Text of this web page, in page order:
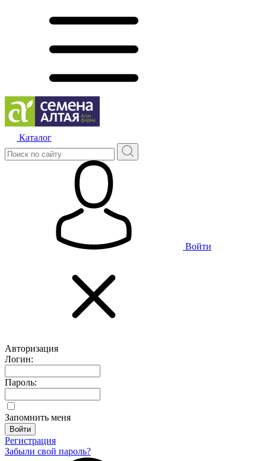
Каталог
Войти
Авторизация
Логин:
Пароль:
Запомнить меня
Регистрация
Забыли свой пароль?